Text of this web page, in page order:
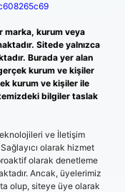
marka, kurum veya
Sitede yalnızca
Burada yer alan
kurum ve kişiler
kurum ve kişiler ile
bilgiler taslak
ve İletişim
olarak hizmet
olarak denetleme
Ancak, üyelerimiz
olup, siteye üye olarak